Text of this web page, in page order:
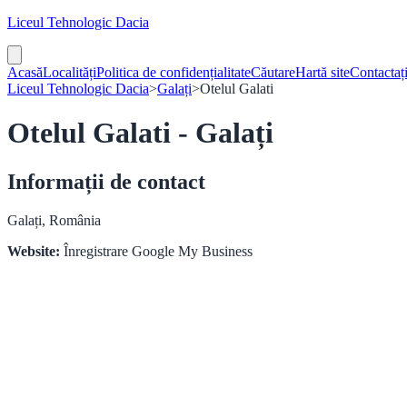
Liceul Tehnologic Dacia
AcasăLocalitățiPolitica de confidențialitateCăutareHartă site
Liceul Tehnologic Dacia>Galați>Otelul Galati
Otelul Galati - Galați
Informații de contact
Galați, România
Website: Înregistrare Google My Business